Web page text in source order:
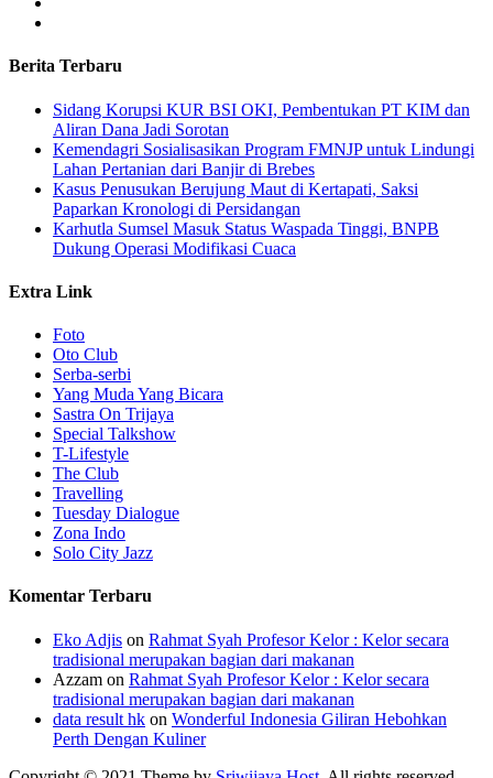
Berita Terbaru
Sidang Korupsi KUR BSI OKI, Pembentukan PT KIM dan
Aliran Dana Jadi Sorotan
Kemendagri Sosialisasikan Program FMNJP untuk Lindungi
Lahan Pertanian dari Banjir di Brebes
Kasus Penusukan Berujung Maut di Kertapati, Saksi
Paparkan Kronologi di Persidangan
Karhutla Sumsel Masuk Status Waspada Tinggi, BNPB
Dukung Operasi Modifikasi Cuaca
Extra Link
Foto
Oto Club
Serba-serbi
Yang Muda Yang Bicara
Sastra On Trijaya
Special Talkshow
T-Lifestyle
The Club
Travelling
Tuesday Dialogue
Zona Indo
Solo City Jazz
Komentar Terbaru
Eko Adjis on Rahmat Syah Profesor Kelor : Kelor secara
tradisional merupakan bagian dari makanan
Azzam on Rahmat Syah Profesor Kelor : Kelor secara
tradisional merupakan bagian dari makanan
data result hk on Wonderful Indonesia Giliran Hebohkan
Perth Dengan Kuliner